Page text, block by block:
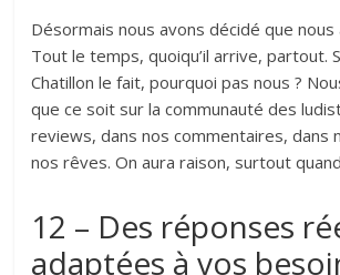
Désormais nous avons décidé que nous
Tout le temps, quoiqu’il arrive, partout.
Chatillon le fait, pourquoi pas nous ?
que ce soit sur la communauté des
reviews, dans nos commentaires, dans
nos rêves. On aura raison, surtout
12 – Des réponses
adaptées à vos